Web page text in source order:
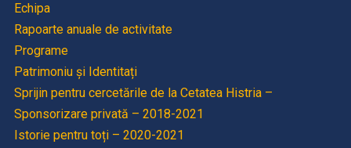
Echipa
Rapoarte anuale de activitate
Programe
Patrimoniu și Identitați
Sprijin pentru cercetările de la Cetatea Histria –
Sponsorizare privată – 2018-2021
Istorie pentru toți – 2020-2021